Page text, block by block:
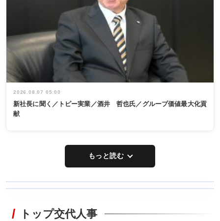
2026.08.07 05:00
新社長に聞く／トピー実業／酒井 哲也氏／グループ価値最大化貢
献
もっと読む
非鉄業界で
タックトレー
トップ交代人事